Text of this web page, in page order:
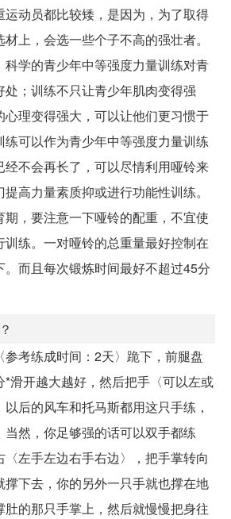
动员都比较矮，是因为，为了取得
上，会选一些个子不高的强壮者。
学的青少年中等强度力量训练对青
处；训练不只让青少年肌肉变得强
理变得强大，可以让他们更习惯于
可以作为青少年中等强度力量训练
经不会再长了，可以尽情利用哑铃来
高力量素质抑或进行功能性训练。
，要注意一下哑铃的配重，不宜使
训练。一对哑铃的总重量最好控制在
。而且每次锻炼时间最好不超过45分
考练成时间：2天〉跪下，前腿盘
滑开越大越好，然后把手〈可以左或
后的风车和托马斯都用这只手练，
然，你足够强的话可以双手都练
左手左边右手右边〉，把手掌转向
下去，你的另外一只手就也撑在地
的那只手掌上，然后就慢慢把身往